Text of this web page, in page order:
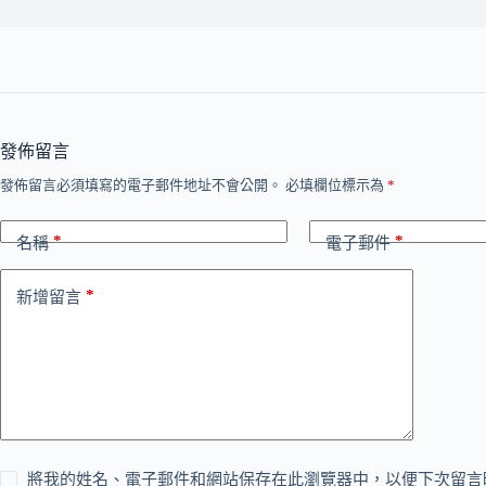
發佈留言
發佈留言必須填寫的電子郵件地址不會公開。 必填欄位標示為 *
名稱* 電子郵件*
新增留言 *
將我的姓名、電子郵件和網站保存在此瀏覽器中，以便下次留言